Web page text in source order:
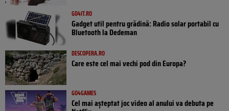
GO4IT.RO
Gadget util pentru grădină: Radio solar portabil cu
Bluetooth la Dedeman
DESCOPERA.RO
Care este cel mai vechi pod din Europa?
GO4GAMES
Cel mai așteptat joc video al anului va debuta pe